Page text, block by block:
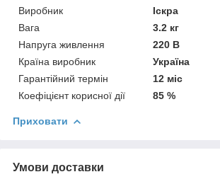
Виробник
Іскра
Вага
3.2 кг
Напруга живлення
220 В
Країна виробник
Україна
Гарантійний термін
12 міс
Коефіцієнт корисної дії
85 %
Приховати
Умови доставки